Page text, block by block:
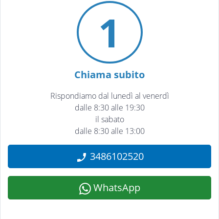
1
Chiama subito
Rispondiamo dal lunedì al venerdì
dalle 8:30 alle 19:30
il sabato
dalle 8:30 alle 13:00
3486102520
WhatsApp